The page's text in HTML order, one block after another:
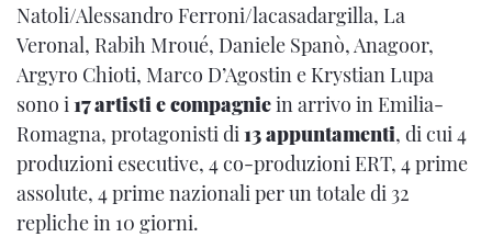
Natoli/Alessandro Ferroni/lacasadargilla, La
Veronal, Rabih Mroué, Daniele Spanò, Anagoor,
Argyro Chioti, Marco D’Agostin e Krystian Lupa
sono i 17 artisti e compagniein arrivo in Emilia-
Romagna, protagonisti di 13 appuntamenti, di cui 4
produzioni esecutive, 4 co-produzioni ERT, 4 prime
assolute, 4 prime nazionali per un totale di 32
repliche in 10 giorni.